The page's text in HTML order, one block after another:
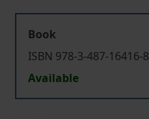
Book
ISBN 978-3-487-16416-8
Available